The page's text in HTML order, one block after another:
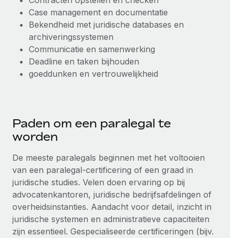
Case management en documentatie
Bekendheid met juridische databases en
archiveringssystemen
Communicatie en samenwerking
Deadline en taken bijhouden
goeddunken en vertrouwelijkheid
Paden om een paralegal te
worden
De meeste paralegals beginnen met het voltooien
van een paralegal-certificering of een graad in
juridische studies. Velen doen ervaring op bij
advocatenkantoren, juridische bedrijfsafdelingen of
overheidsinstanties. Aandacht voor detail, inzicht in
juridische systemen en administratieve capaciteiten
zijn essentieel. Gespecialiseerde certificeringen (bijv.